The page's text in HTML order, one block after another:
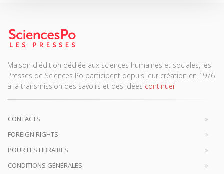
Maison d'édition dédiée aux sciences humaines et sociales, les
Presses de Sciences Po participent depuis leur création en 1976
à la transmission des savoirs et des idées continuer
CONTACTS
FOREIGN RIGHTS
POUR LES LIBRAIRES
CONDITIONS GÉNÉRALES